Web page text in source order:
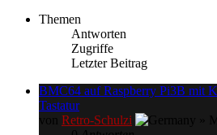
Themen
Antworten
Zugriffe
Letzter Beitrag
BMC64 auf Raspberry Pi3B mit
Tastatur
Retro-Schulzi